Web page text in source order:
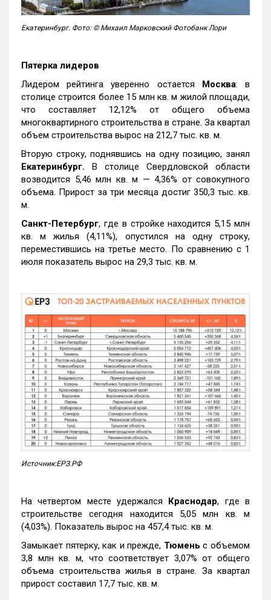
Екатеринбург. Фото: © Михаил Марковский Фотобанк Лори
Пятерка лидеров
Лидером рейтинга уверенно остается Москва: в
столице строится более 15 млн кв. м жилой площади,
что составляет 12,12% от общего объема
многоквартирного строительства в стране. За квартал
объем строительства вырос на 212,7 тыс. кв. м.
Вторую строку, поднявшись на одну позицию, занял
Екатеринбург. В столице Свердловской области
возводится 5,46 млн кв. м — 4,36% от совокупного
объема. Прирост за три месяца достиг 350,3 тыс. кв.
м.
Санкт-Петербург, где в стройке находится 5,15 млн
кв. м жилья (4,11%), опустился на одну строку,
переместившись на третье место. По сравнению с 1
июля показатель вырос на 29,3 тыс. кв. м.
Источник:ЕРЗ.РФ
На четвертом месте удержался Краснодар, где в
строительстве сегодня находится 5,05 млн кв. м
(4,03%). Показатель вырос на 457,4 тыс. кв. м.
Замыкает пятерку, как и прежде, Тюмень с объемом
3,8 млн кв. м, что соответствует 3,07% от общего
объема строительства жилья в стране. За квартал
прирост составил 17,7 тыс. кв. м.